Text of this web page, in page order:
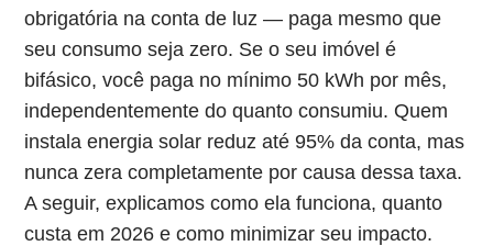
obrigatória na conta de luz — paga mesmo que
seu consumo seja zero. Se o seu imóvel é
bifásico, você paga no mínimo 50 kWh por mês,
independentemente do quanto consumiu. Quem
instala energia solar reduz até 95% da conta, mas
nunca zera completamente por causa dessa taxa.
A seguir, explicamos como ela funciona, quanto
custa em 2026 e como minimizar seu impacto.